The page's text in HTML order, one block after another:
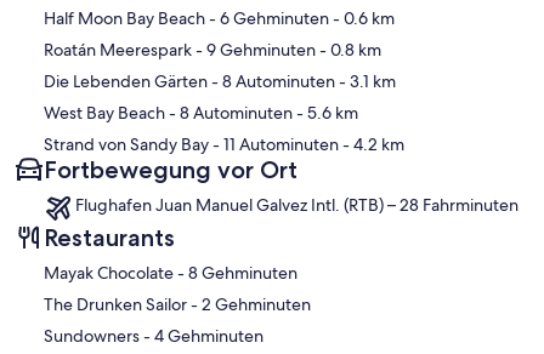
Karte
Half Moon Bay Beach- 6 Gehminuten- 0.6 km
Roatán Meerespark- 9 Gehminuten- 0.8 km
Die Lebenden Gärten- 8 Autominuten- 3.1 km
West Bay Beach- 8 Autominuten- 5.6 km
Strand von Sandy Bay- 11 Autominuten- 4.2 km
Fortbewegung vor Ort
Flughafen Juan Manuel Galvez Intl. (RTB) – 28 Fahrminuten
Restaurants
‪Mayak Chocolate - ‬8 Gehminuten
‪The Drunken Sailor - ‬2 Gehminuten
‪Sundowners - ‬4 Gehminuten